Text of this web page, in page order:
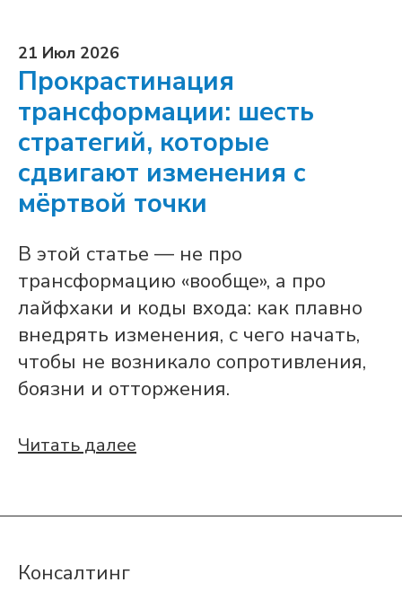
21 Июл 2026
Прокрастинация
трансформации: шесть
стратегий, которые
сдвигают изменения с
мёртвой точки
В этой статье — не про
трансформацию «вообще», а про
лайфхаки и коды входа: как плавно
внедрять изменения, с чего начать,
чтобы не возникало сопротивления,
боязни и отторжения.
Читать далее
Консалтинг